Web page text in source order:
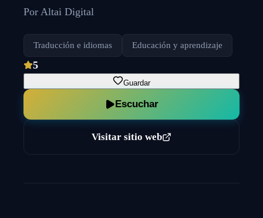
Por Altai Digital
Traducción e idiomas Educación y aprendizaje
5
Guardar
Escuchar
Visitar sitio web